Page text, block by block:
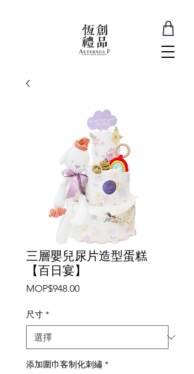
三層嬰兒尿片造型蛋糕
【百日宴】
MOP$948.00價
尺寸 *
添加圍巾客制化刺繡 *